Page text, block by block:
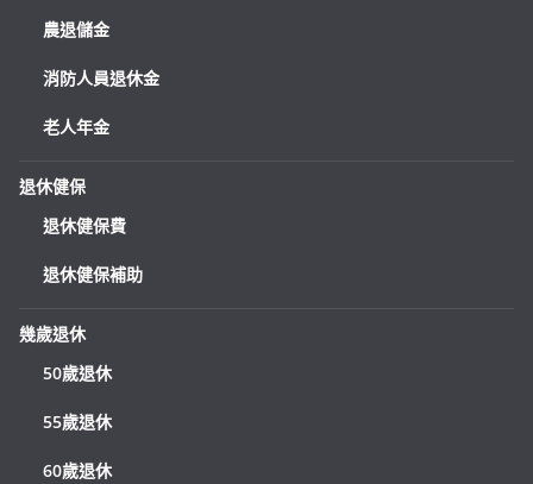
農退儲金
消防人員退休金
老人年金
退休健保
退休健保費
退休健保補助
幾歲退休
50歲退休
55歲退休
60歲退休